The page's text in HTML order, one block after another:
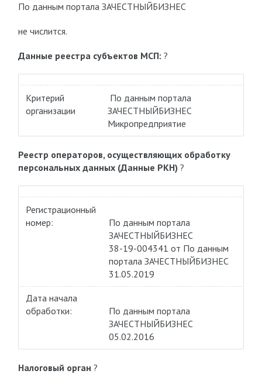
По данным портала ЗАЧЕСТНЫЙБИЗНЕС
не числится.
Данные реестра субъектов МСП: ?
Критерий
организации
По данным портала
ЗАЧЕСТНЫЙБИЗНЕС
Микропредприятие
Реестр операторов, осуществляющих обработку
персональных данных (Данные РКН) ?
Регистрационный
номер:
По данным портала
ЗАЧЕСТНЫЙБИЗНЕС
38-19-004341 от По данным
портала ЗАЧЕСТНЫЙБИЗНЕС
31.05.2019
Дата начала
обработки:
По данным портала
ЗАЧЕСТНЫЙБИЗНЕС
05.02.2016
Налоговый орган ?